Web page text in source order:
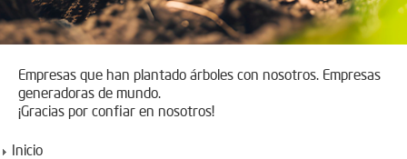
Empresas que han plantado árboles con nosotros. Empresas
generadoras de mundo.
¡Gracias por confiar en nosotros!
Inicio